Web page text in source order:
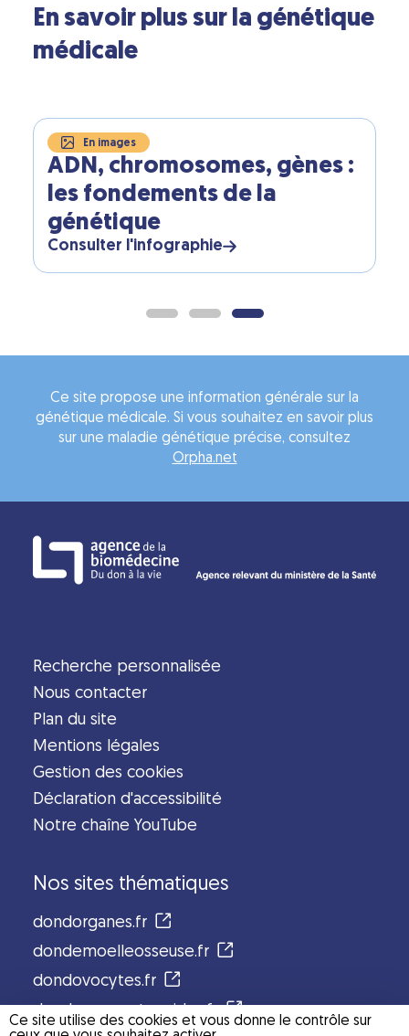
Ce site utilise des cookies et vous donne le contrôle sur
En savoir plus sur la génétique
médicale
En images
ADN, chromosomes, gènes :
les fondements de la
génétique
Consulter l'infographie
Ce site propose une information générale sur la
génétique médicale. Si vous souhaitez en savoir plus
sur une maladie génétique précise, consultez
Orpha.net
Recherche personnalisée
Nous contacter
Plan du site
Mentions légales
Gestion des cookies
Déclaration d'accessibilité
Notre chaîne YouTube
Nos sites thématiques
dondorganes.fr
dondemoelleosseuse.fr
dondovocytes.fr
dondespermatozoides.fr